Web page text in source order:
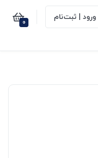
ورود | ثبت‌نام 0